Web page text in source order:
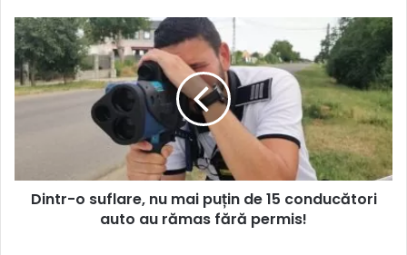
Dintr-o suflare, nu mai puțin de 15 conducători
auto au rămas fără permis!